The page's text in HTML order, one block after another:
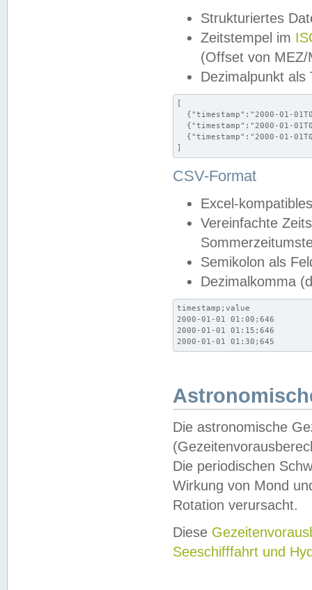
Strukturiertes
Zeitstempel im
(Offset von MEZ/
Dezimalpunkt als
[
{"timestamp":"2000-01-
{"timestamp":"2000-01-
{"timestamp":"2000-01-
]
CSV-Format
Excel-
Vereinfachte
Semikolon als
Dezimalkomma
timestamp;value
2000-01-01 01:00;646
2000-01-01 01:15;646
2000-01-01 01:30;645
Die astronomische
Die periodischen
Wirkung von Mond
Rotation verursacht.
Diese
Seeschifffahrt und